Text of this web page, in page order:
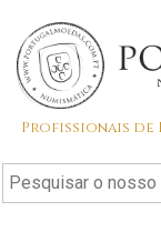
Profissionais de